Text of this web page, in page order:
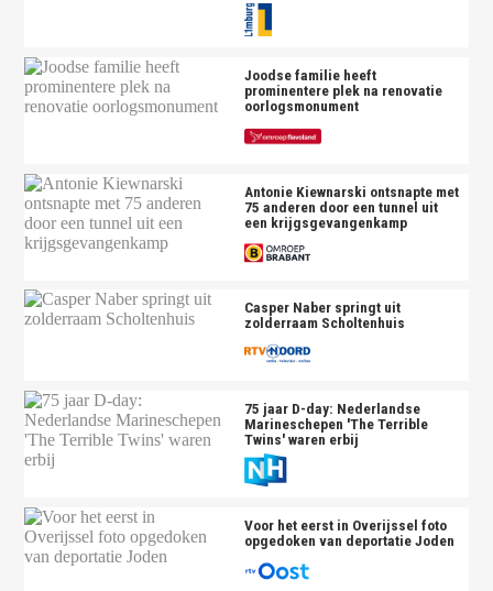
Joodse familie heeft
prominentere plek na renovatie
oorlogsmonument
Antonie Kiewnarski ontsnapte met
75 anderen door een tunnel uit
een krijgsgevangenkamp
Casper Naber springt uit
zolderraam Scholtenhuis
75 jaar D-day: Nederlandse
Marineschepen 'The Terrible
Twins' waren erbij
Voor het eerst in Overijssel foto
opgedoken van deportatie Joden